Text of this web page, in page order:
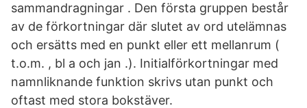
sammandragningar . Den första gruppen består
av de förkortningar där slutet av ord utelämnas
och ersätts med en punkt eller ett mellanrum (
t.o.m. , bl a och jan .). Initialförkortningar med
namnliknande funktion skrivs utan punkt och
oftast med stora bokstäver.